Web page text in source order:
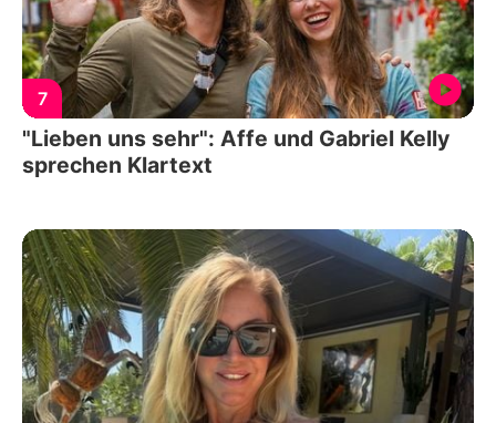
7
"Lieben uns sehr": Affe und Gabriel Kelly
sprechen Klartext